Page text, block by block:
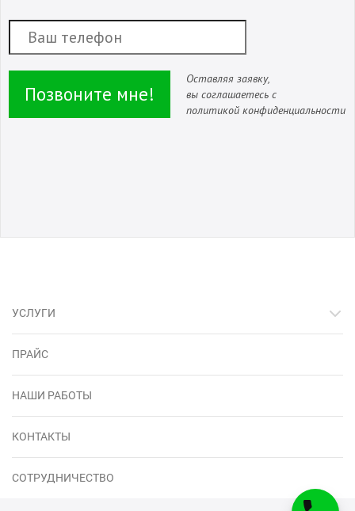
Позвоните мне!
Оставляя заявку,
вы соглашаетесь с
политикой конфиденциальности
УСЛУГИ
ПРАЙС
НАШИ РАБОТЫ
КОНТАКТЫ
СОТРУДНИЧЕСТВО